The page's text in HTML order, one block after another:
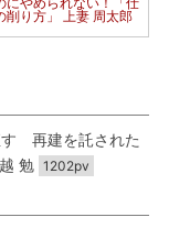
削り方」 上妻 周太郎
す 再建を託された
勉 1202pv